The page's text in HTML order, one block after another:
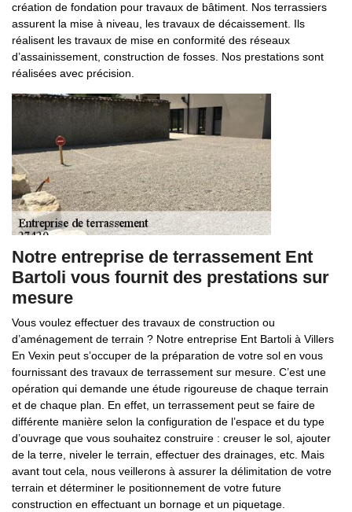
création de fondation pour travaux de bâtiment. Nos terrassiers
assurent la mise à niveau, les travaux de décaissement. Ils
réalisent les travaux de mise en conformité des réseaux
d’assainissement, construction de fosses. Nos prestations sont
réalisées avec précision.
Notre entreprise de terrassement Ent
Bartoli vous fournit des prestations sur
mesure
Vous voulez effectuer des travaux de construction ou
d’aménagement de terrain ? Notre entreprise Ent Bartoli à Villers
En Vexin peut s’occuper de la préparation de votre sol en vous
fournissant des travaux de terrassement sur mesure. C’est une
opération qui demande une étude rigoureuse de chaque terrain
et de chaque plan. En effet, un terrassement peut se faire de
différente manière selon la configuration de l’espace et du type
d’ouvrage que vous souhaitez construire : creuser le sol, ajouter
de la terre, niveler le terrain, effectuer des drainages, etc. Mais
avant tout cela, nous veillerons à assurer la délimitation de votre
terrain et déterminer le positionnement de votre future
construction en effectuant un bornage et un piquetage.